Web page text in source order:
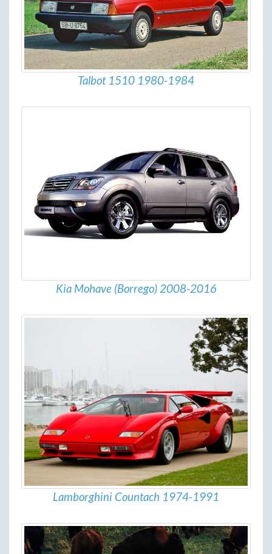
Talbot 1510 1980-1984
Kia Mohave (Borrego) 2008-2016
Lamborghini Countach 1974-1991